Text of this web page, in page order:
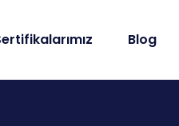
Blog